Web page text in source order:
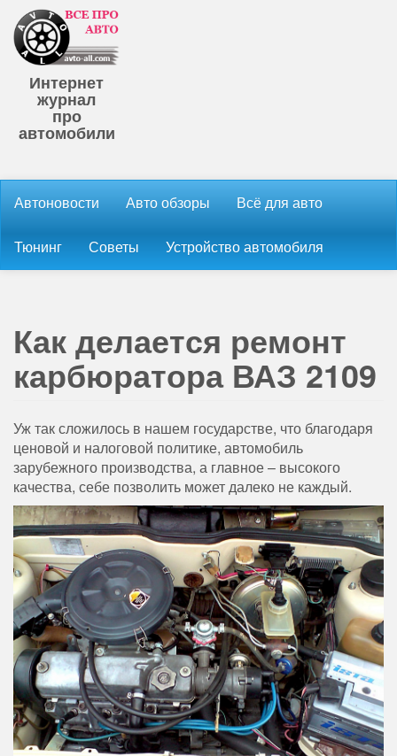
Интернет
журнал
про
автомобили
Автоновости Авто обзоры Всё для авто
Тюнинг Советы Устройство автомобиля
Как делается ремонт
карбюратора ВАЗ 2109
Уж так сложилось в нашем государстве, что благодаря
ценовой и налоговой политике, автомобиль
зарубежного производства, а главное – высокого
качества, себе позволить может далеко не каждый.